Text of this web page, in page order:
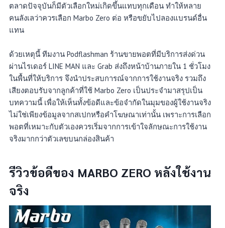
ตลาดปัจจุบันก็มีตัวเลือกใหม่เกิดขึ้นแทบทุกเดือน ทำให้หลาย
คนลังเลว่าควรเลือก Marbo Zero ต่อ หรือขยับไปลองแบรนด์อื่น
แทน
ด้วยเหตุนี้ ทีมงาน Podflashman ร้านขายพอตที่มีบริการส่งด่วน
ผ่านไรเดอร์ LINE MAN และ Grab ส่งถึงหน้าบ้านภายใน 1 ชั่วโมง
ในพื้นที่ให้บริการ จึงนำประสบการณ์จากการใช้งานจริง รวมถึง
เสียงตอบรับจากลูกค้าที่ใช้ Marbo Zero เป็นประจำมาสรุปเป็น
บทความนี้ เพื่อให้เห็นทั้งข้อดีและข้อจำกัดในมุมของผู้ใช้งานจริง
ไม่ใช่เพียงข้อมูลจากสเปกหรือคำโฆษณาเท่านั้น เพราะการเลือก
พอตที่เหมาะกับตัวเองควรเริ่มจากการเข้าใจลักษณะการใช้งาน
จริงมากกว่าตัวเลขบนกล่องสินค้า
รีวิวข้อดีของ MARBO ZERO หลังใช้งาน
จริง